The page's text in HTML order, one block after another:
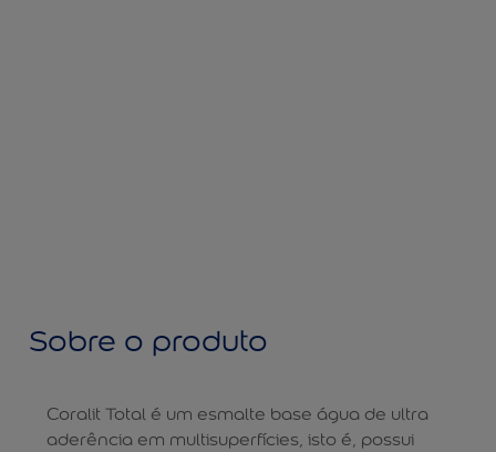
Sobre o produto
Coralit Total é um esmalte base água de ultra
aderência em multisuperfícies, isto é, possui